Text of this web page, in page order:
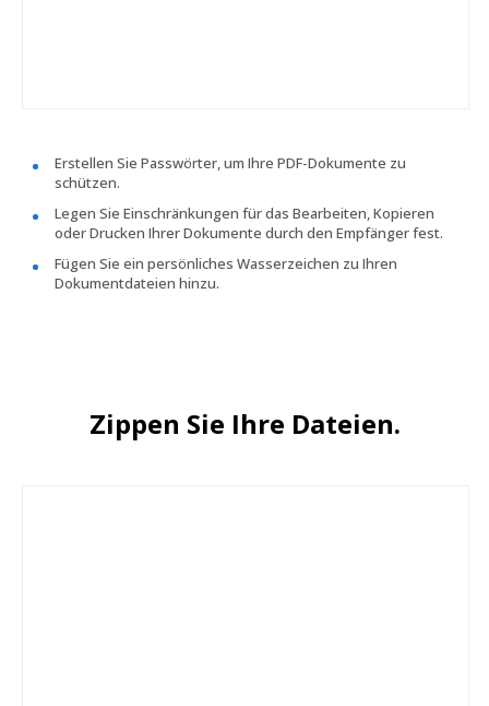
Erstellen Sie Passwörter, um Ihre PDF-Dokumente zu
schützen.
Legen Sie Einschränkungen für das Bearbeiten, Kopieren
oder Drucken Ihrer Dokumente durch den Empfänger fest.
Fügen Sie ein persönliches Wasserzeichen zu Ihren
Dokumentdateien hinzu.
Zippen Sie Ihre Dateien.